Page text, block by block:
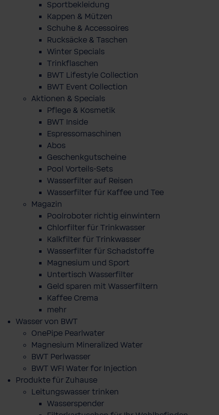
Sportbekleidung
Kappen & Mützen
Schuhe & Accessoires
Rucksäcke & Taschen
Winter Specials
Trinkflaschen
BWT Lifestyle Collection
BWT Event Collection
Aktionen & Specials
Pflege & Kosmetik
BWT Inside
Espressomaschinen
Abos
Geschenkgutscheine
Pool Vorteils-Sets
Wasserfilter auf Reisen
Wasserfilter für Kaffee und Tee
Magazin
Poolroboter richtig einwintern
Chlorfilter für Trinkwasser
Kalkfilter für Trinkwasser
Wasserfilter für Schadstoffe
Magnesium und Sport
Untertisch Wasserfilter
Geld sparen mit Wasserfiltern
Kaffee Crema
mehr
Wasser von BWT
OnePipe Pearlwater
Magnesium Mineralized Water
BWT Perlwasser
BWT WFI Water for Injection
Produkte für Zuhause
Leitungswasser trinken
Wasserspender